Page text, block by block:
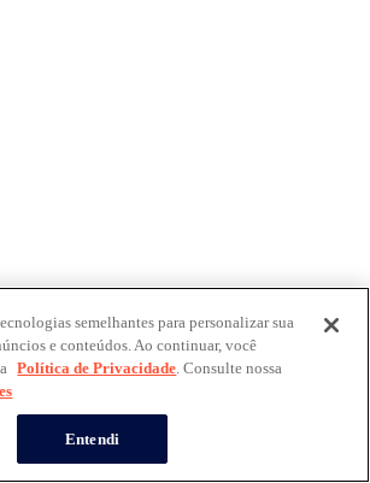
semelhantes para personalizar sua
e conteúdos. Ao continuar, você
Política de Privacidade. Consulte nossa
Entendi